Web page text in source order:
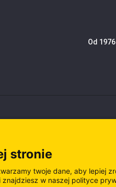
Od
stronie
twoje dane, aby lepiej
znajdziesz w naszej polityce